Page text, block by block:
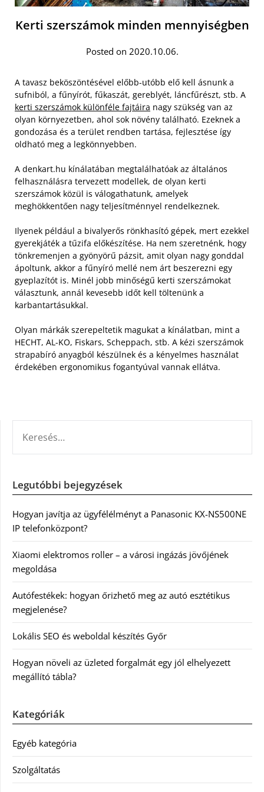
Kerti szerszámok minden mennyiségben
Posted on 2020.10.06.
A tavasz beköszöntésével előbb-utóbb elő kell ásnunk a
sufniból, a fűnyírót, fűkaszát, gereblyét, láncfűrészt, stb. A
kerti szerszámok különféle fajtáira nagy szükség van az
olyan környezetben, ahol sok növény található. Ezeknek a
gondozása és a terület rendben tartása, fejlesztése így
oldható meg a legkönnyebben.
A denkart.hu kínálatában megtalálhatóak az általános
felhasználásra tervezett modellek, de olyan kerti
szerszámok közül is válogathatunk, amelyek
meghökkentően nagy teljesítménnyel rendelkeznek.
Ilyenek például a bivalyerős rönkhasító gépek, mert ezekkel
gyerekjáték a tűzifa előkészítése. Ha nem szeretnénk, hogy
tönkremenjen a gyönyörű pázsit, amit olyan nagy gonddal
ápoltunk, akkor a fűnyíró mellé nem árt beszerezni egy
gyeplazítót is. Minél jobb minőségű kerti szerszámokat
választunk, annál kevesebb időt kell töltenünk a
karbantartásukkal.
Olyan márkák szerepeltetik magukat a kínálatban, mint a
HECHT, AL-KO, Fiskars, Scheppach, stb. A kézi szerszámok
strapabíró anyagból készülnek és a kényelmes használat
érdekében ergonomikus fogantyúval vannak ellátva.
Legutóbbi bejegyzések
Hogyan javítja az ügyfélélményt a Panasonic KX-NS500NE
IP telefonközpont?
Xiaomi elektromos roller – a városi ingázás jövőjének
megoldása
Autófestékek: hogyan őrizhető meg az autó esztétikus
megjelenése?
Lokális SEO és weboldal készítés Győr
Hogyan növeli az üzleted forgalmát egy jól elhelyezett
megállító tábla?
Kategóriák
Egyéb kategória
Szolgáltatás